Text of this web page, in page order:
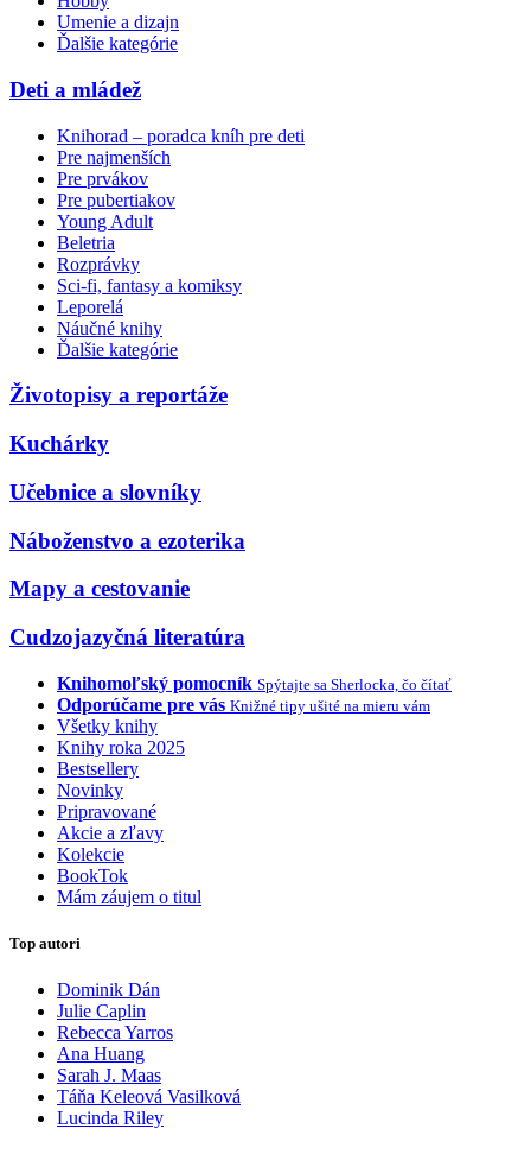
Umenie a dizajn
Ďalšie kategórie
Deti a mládež
Knihorad – poradca kníh pre deti
Pre najmenších
Pre prvákov
Pre pubertiakov
Young Adult
Beletria
Rozprávky
Sci-fi, fantasy a komiksy
Leporelá
Náučné knihy
Ďalšie kategórie
Životopisy a reportáže
Kuchárky
Učebnice a slovníky
Náboženstvo a ezoterika
Mapy a cestovanie
Cudzojazyčná literatúra
Knihomoľský pomocník Spýtajte sa Sherlocka, čo čítať
Odporúčame pre vás Knižné tipy ušité na mieru vám
Všetky knihy
Knihy roka 2025
Bestsellery
Novinky
Pripravované
Akcie a zľavy
Kolekcie
BookTok
Mám záujem o titul
Top autori
Dominik Dán
Julie Caplin
Rebecca Yarros
Ana Huang
Sarah J. Maas
Táňa Keleová Vasilková
Lucinda Riley